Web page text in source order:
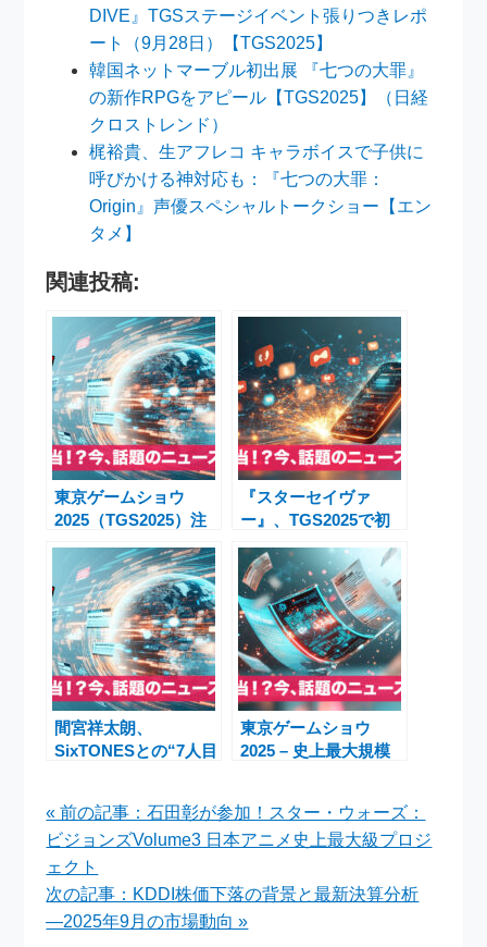
DIVE』TGSステージイベント張りつきレポ
ート（9月28日）【TGS2025】
韓国ネットマーブル初出展 『七つの大罪』
の新作RPGをアピール【TGS2025】（日経
クロストレンド）
梶裕貴、生アフレコ キャラボイスで子供に
呼びかける神対応も：『七つの大罪：
Origin』声優スペシャルトークショー【エン
タメ】
関連投稿:
東京ゲームショウ
2025（TGS2025）注
オンラインプログラ
ム・インディ試遊まと
め
『スターセイヴァ
ー』、TGS2025で初
RPGが2025年11月20
日に日韓同時リリース
間宮祥太朗、
SixTONESとの“7人目
東京ゲームショウ
2025 – 史上最大規模
« 前の記事：石田彰が参加！スター・ウォーズ：
ビジョンズVolume3 日本アニメ史上最大級プロジ
ェクト
次の記事：KDDI株価下落の背景と最新決算分析
―2025年9月の市場動向 »